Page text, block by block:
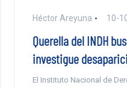
Héctor Areyuna 10-
Querella del INDH
investigue
El Instituto Nacional de